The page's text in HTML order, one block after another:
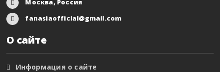
Москва, Россия
fanasiaofficial@gmail.com
О сайте
Информация о сайте